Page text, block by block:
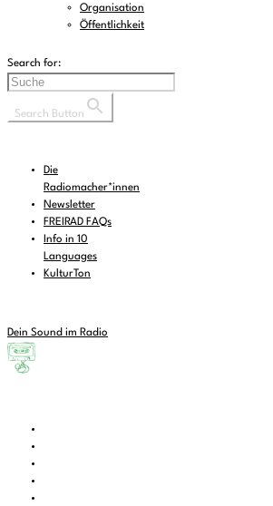
Organisation
Öffentlichkeit
Search for:
Search Button
Die
Radiomacher*innen
Newsletter
FREIRAD FAQs
Info in 10
Languages
KulturTon
Dein Sound im Radio